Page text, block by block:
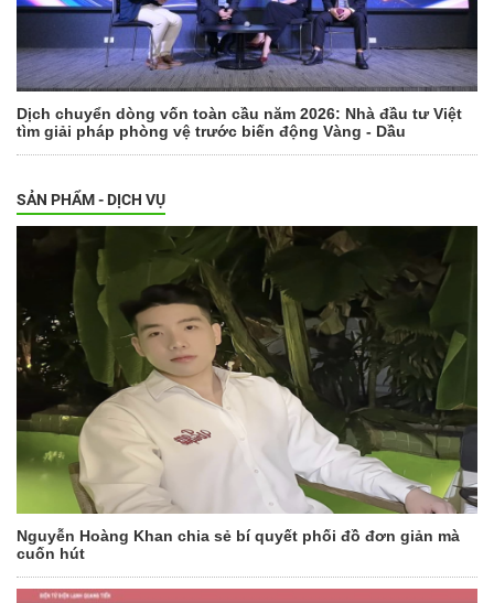
Dịch chuyển dòng vốn toàn cầu năm 2026: Nhà đầu tư Việt
tìm giải pháp phòng vệ trước biến động Vàng - Dầu
SẢN PHẨM - DỊCH VỤ
Nguyễn Hoàng Khan chia sẻ bí quyết phối đồ đơn giản mà
cuốn hút